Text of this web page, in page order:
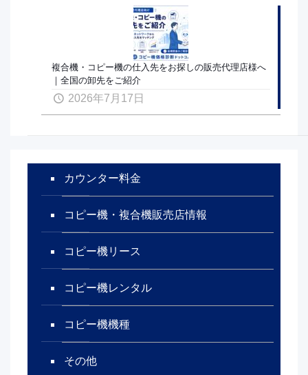
複合機・コピー機の仕入先をお探しの販売代理店様へ
｜全国の卸先をご紹介
2026年7月17日
カウンター料金
コピー機・複合機販売店情報
コピー機リース
コピー機レンタル
コピー機機種
その他